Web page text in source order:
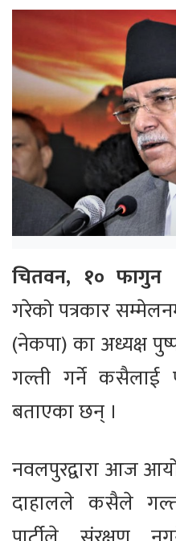
चितवन, १० फागुन
गरेको पत्रकार
(नेकपा) का अध्यक्ष
गल्ती गर्ने कसैलाई
बताएका छन् ।
नवलपुरद्वारा आज
दाहालले कसैले